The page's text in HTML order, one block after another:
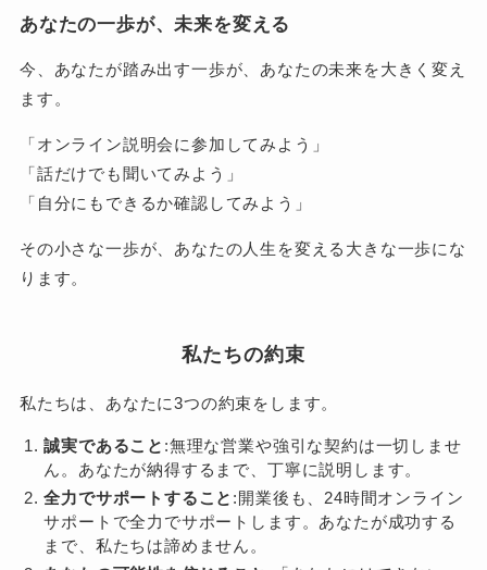
あなたの一歩が、未来を変える
今、あなたが踏み出す一歩が、あなたの未来を大きく変え
ます。
「オンライン説明会に参加してみよう」
「話だけでも聞いてみよう」
「自分にもできるか確認してみよう」
その小さな一歩が、あなたの人生を変える大きな一歩にな
ります。
私たちの約束
私たちは、あなたに3つの約束をします。
誠実であること :無理な営業や強引な契約は一切しませ
ん。あなたが納得するまで、丁寧に説明します。
全力でサポートすること :開業後も、24時間オンライン
サポートで全力でサポートします。あなたが成功する
まで、私たちは諦めません。